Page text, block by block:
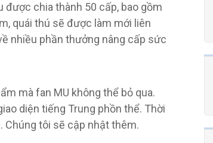
chia thành 50 cấp, bao gồm
quái thú sẽ được làm mới liên
nhiều phần thưởng nâng cấp sức
mà fan MU không thể bỏ qua.
diện tiếng Trung phồn thể. Thời
Chúng tôi sẽ cập nhật thêm.